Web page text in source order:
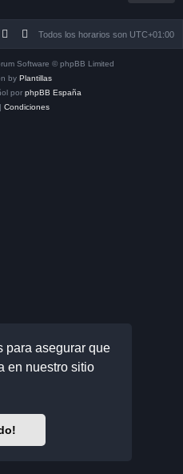
para asegurar que
en nuestro sitio
Todos los horarios son UTC+01:00
Software © phpBB Limited
by Plantillas
por phpBB España
| Condiciones